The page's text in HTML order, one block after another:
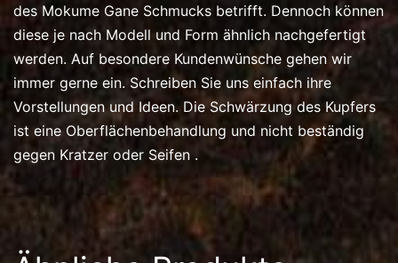
des Mokume Gane Schmucks betrifft. Dennoch können
diese je nach Modell und Form ähnlich nachgefertigt
werden. Auf besondere Kundenwünsche gehen wir
immer gerne ein. Schreiben Sie uns einfach ihre
Vorstellungen und Ideen. Die Schwärzung des Kupfers
ist eine Oberflächenbehandlung und nicht beständig
gegen Kratzer oder Seifen .